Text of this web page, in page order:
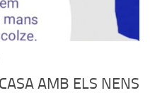
AMB ELS NENS